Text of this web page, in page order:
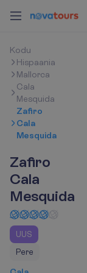
Kodu
Hispaania
Mallorca
Cala
Mesquida
Zafiro
Cala
Mesquida
Zafiro
Cala
Mesquida
UUS
Pere